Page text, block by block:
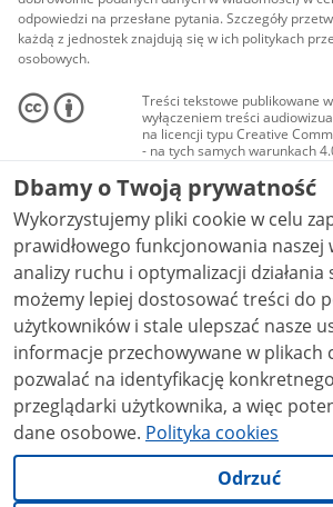
odpowiedzi na przesłane pytania. Szczegóły
każdą z jednostek znajdują się w ich politykach
osobowych.
Treści tekstowe publikowane
wyłączeniem treści
na licencji typu Creative
- na tych samych warunkach
Materiały audiowizualne, w
audio i wideo, są udostępniane
Creative Commons: uznanie
niekomercyjne - bez utworów
NC-ND 4.0), o ile nie jest to
Dbamy o Twoją prywatność
Wykorzystujemy pliki cookie w celu
prawidłowego funkcjonowania
analizy ruchu i optymalizacji działania strony.
możemy lepiej dostosować treści do
użytkowników i stale ulepszać nasze usługi.
informacje przechowywane w plikach
pozwalać na identyfikację
przeglądarki użytkownika, a więc
dane osobowe. Polityka cookies
Odrzuć